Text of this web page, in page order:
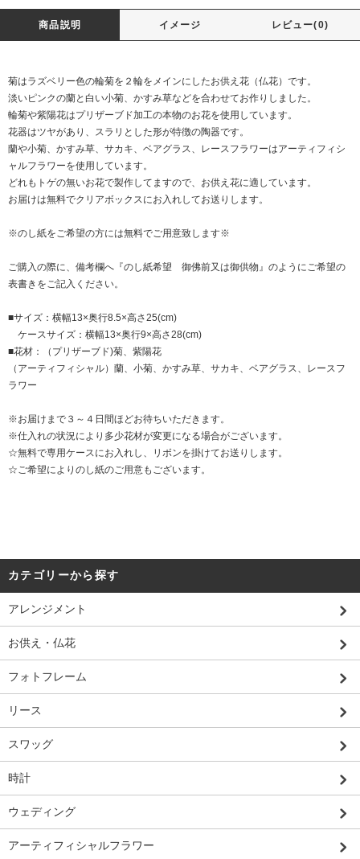
商品説明 イメージ レビュー(0)
菊はラズベリー色の輪菊を２輪をメインにしたお供え花（仏花）です。
淡いピンクの蘭と白い小菊、かすみ草などを合わせてお作りしました。
輪菊や紫陽花はプリザーブド加工の本物のお花を使用しています。
花器はツヤがあり、スラリとした形が特徴の陶器です。
蘭や小菊、かすみ草、サカキ、ベアグラス、レースフラワーはアーティフィシ
ャルフラワーを使用しています。
どれもトゲの無いお花で製作してますので、お供え花に適しています。
お届けは無料でクリアボックスにお入れしてお送りします。
※のし紙をご希望の方には無料でご用意致します※
ご購入の際に、備考欄へ『のし紙希望 御佛前又は御供物』のようにご希望の
表書きをご記入ください。
■サイズ：横幅13×奥行8.5×高さ25(cm)
ケースサイズ：横幅13×奥行9×高さ28(cm)
■花材：（プリザーブド)菊、紫陽花
（アーティフィシャル）蘭、小菊、かすみ草、サカキ、ベアグラス、レースフ
ラワー
※お届けまで３～４日間ほどお待ちいただきます。
※仕入れの状況により多少花材が変更になる場合がございます。
☆無料で専用ケースにお入れし、リボンを掛けてお送りします。
☆ご希望によりのし紙のご用意もございます。
カテゴリーから探す
アレンジメント
お供え・仏花
フォトフレーム
リース
スワッグ
時計
ウェディング
アーティフィシャルフラワー